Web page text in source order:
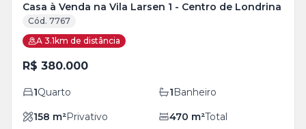
Casa à Venda na Vila Larsen 1 - Centro de Londrina
Cód. 7767
A 3.1km de distância
R$ 380.000
1Quarto 1Banheiro
158 m²Privativo 470 m²Total